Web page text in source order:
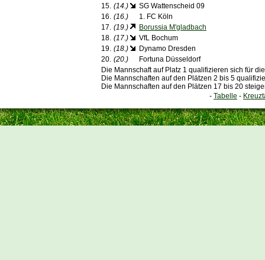
15. (14.)
SG Wattenscheid 09
16. (16.)
1. FC Köln
17. (19.)
Borussia M'gladbach
18. (17.)
VfL Bochum
19. (18.)
Dynamo Dresden
20. (20.)
Fortuna Düsseldorf
Die Mannschaft auf Platz 1 qualifizieren sich für
Die Mannschaften auf den Plätzen 2 bis 5
Die Mannschaften auf den Plätzen 17 bis 20
- Tabelle -